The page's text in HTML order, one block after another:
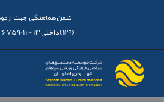
تلفن هماهنگی جهت اردوها :